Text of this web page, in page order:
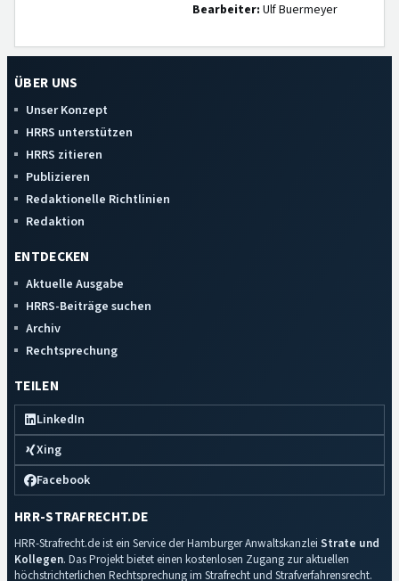
Bearbeiter: Ulf Buermeyer
ÜBER UNS
Unser Konzept
HRRS unterstützen
HRRS zitieren
Publizieren
Redaktionelle Richtlinien
Redaktion
ENTDECKEN
Aktuelle Ausgabe
HRRS-Beiträge suchen
Archiv
Rechtsprechung
TEILEN
LinkedIn
Xing
Facebook
HRR-STRAFRECHT.DE
HRR-Strafrecht.de ist ein Service der Hamburger Anwaltskanzlei Strate und
Kollegen. Das Projekt bietet einen kostenlosen Zugang zur aktuellen
höchstrichterlichen Rechtsprechung im Strafrecht und Strafverfahrensrecht.